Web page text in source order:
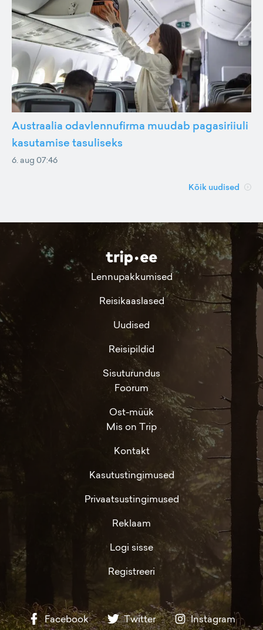
Austraalia odavlennufirma muudab pagasiriiuli
kasutamise tasuliseks
6. aug 07:46
Kõik uudised
Lennupakkumised
Reisikaaslased
Uudised
Reisipildid
Sisuturundus
Foorum
Ost-müük
Mis on Trip
Kontakt
Kasutustingimused
Privaatsustingimused
Reklaam
Logi sisse
Registreeri
Facebook Twitter Instagram